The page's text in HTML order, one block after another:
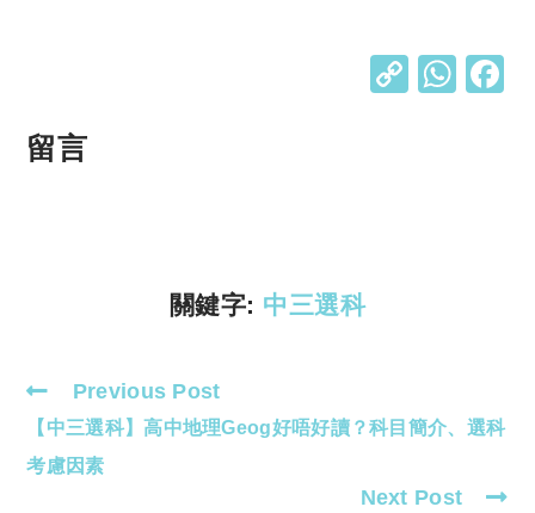
C W
留言
關鍵字: 中三選科
Read
more
articles
Previous Post
【中三選科】高中地理Geog好唔好讀？科目簡介、選科
考慮因素
Next Post